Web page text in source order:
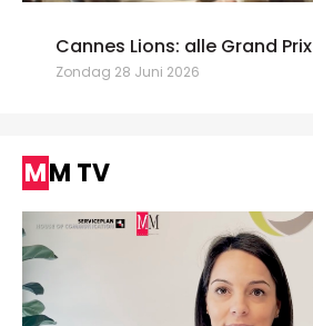
Cannes Lions: alle Grand Prix
Zondag 28 Juni 2026
MM TV